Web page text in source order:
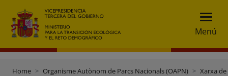
Menú
Home Organisme Autònom de Parcs Nacionals (OAPN) Xarxa